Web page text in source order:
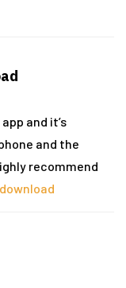
and it’s
and the
recommend